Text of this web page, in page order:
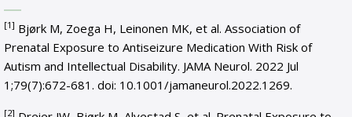
[1] Bjørk M, Zoega H, Leinonen MK, et al. Association of
Prenatal Exposure to Antiseizure Medication With Risk of
Autism and Intellectual Disability. JAMA Neurol. 2022 Jul
1;79(7):672-681. doi: 10.1001/jamaneurol.2022.1269.
[2]